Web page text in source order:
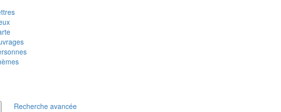
Recherche avancée